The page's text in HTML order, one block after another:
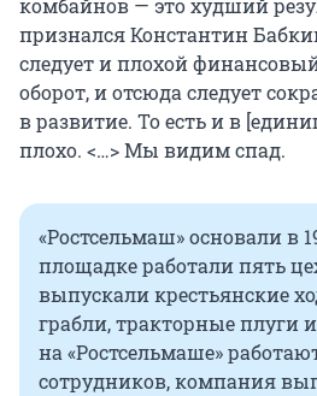
комбайнов — это худший
признался Константин
следует и плохой
оборот, и отсюда следует
в развитие. То есть и в
плохо. <…> Мы видим спад.
«Ростсельмаш» основали в
площадке работали пять
выпускали крестьянские
грабли, тракторные плуги
на «Ростсельмаше»
сотрудников, компания